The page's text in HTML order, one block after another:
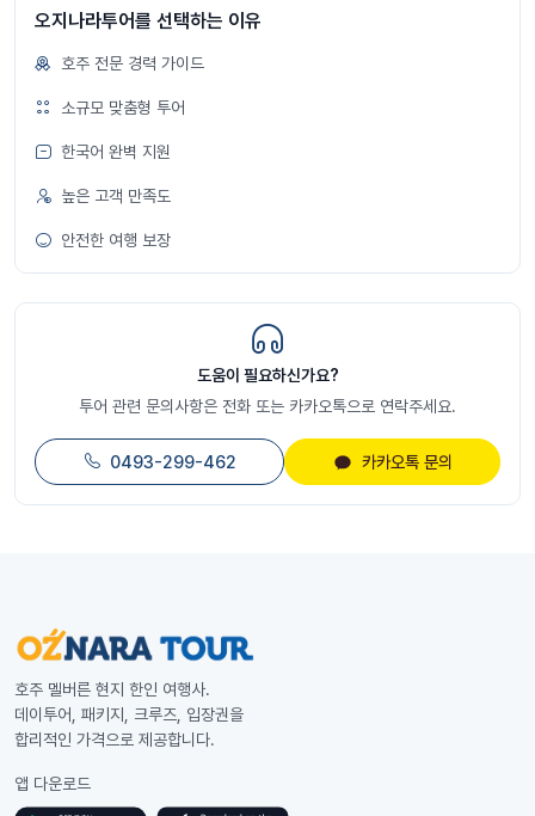
오지나라투어를 선택하는 이유
호주 전문 경력 가이드
소규모 맞춤형 투어
한국어 완벽 지원
높은 고객 만족도
안전한 여행 보장
도움이 필요하신가요?
투어 관련 문의사항은 전화 또는 카카오톡으로 연락주세요.
0493-299-462 카카오톡 문의
호주 멜버른 현지 한인 여행사.
데이투어, 패키지, 크루즈, 입장권을
합리적인 가격으로 제공합니다.
앱 다운로드